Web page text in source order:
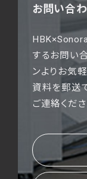
お問い合
するお問い
ンよりお気
資料を郵送
ご連絡くださ